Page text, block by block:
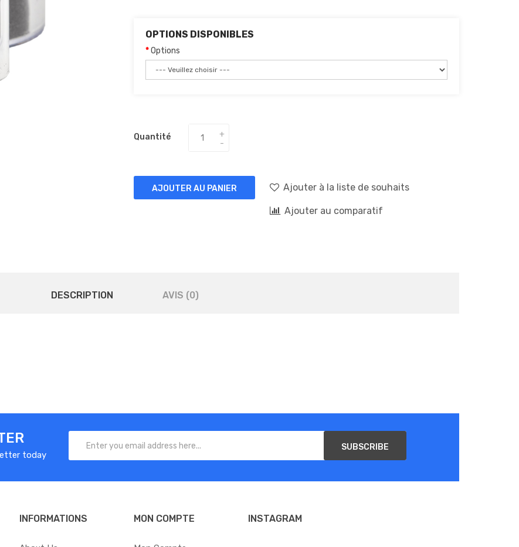
OPTIONS DISPONIBLES
Options
Quantité
AJOUTER AU PANIER Ajouter à la liste de souhaits
Ajouter au comparatif
DESCRIPTION AVIS (0)
today
SUBSCRIBE
INFORMATIONS MON COMPTE INSTAGRAM